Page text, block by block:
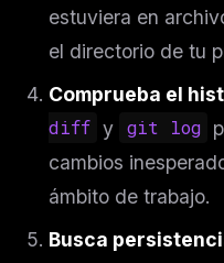
estuviera en
el directorio de tu
Comprueba el
diff y git log
cambios
ámbito de trabajo.
Busca